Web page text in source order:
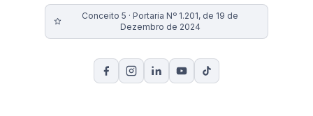
Conceito 5 · Portaria Nº 1.201, de 19 de
Dezembro de 2024